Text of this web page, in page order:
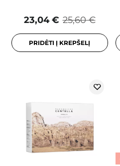
25,60 €
23,04 €
PRIDĖTI Į KREPŠELĮ